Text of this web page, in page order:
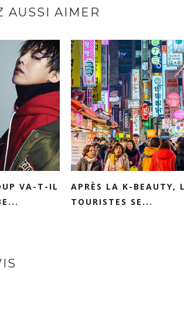
AUSSI AIMER
VA-T-IL
APRÈS LA K-BEAUTY,
TOURISTES SE...